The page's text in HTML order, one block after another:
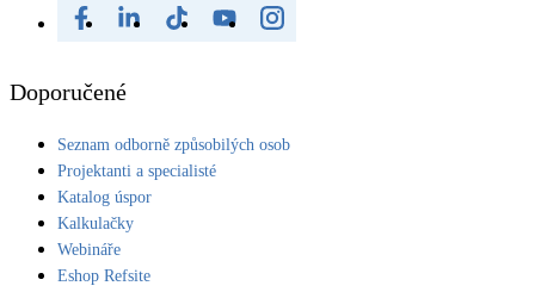
Doporučené
Seznam odborně způsobilých osob
Projektanti a specialisté
Katalog úspor
Kalkulačky
Webináře
Eshop Refsite